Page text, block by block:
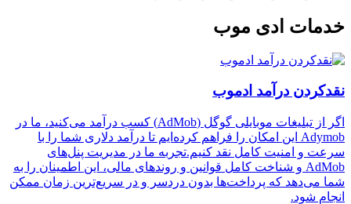
خدمات ادی موب
نقدکردن درآمد ادموب
اگر از تبلیغات موبایلی گوگل (AdMob) کسب درآمد می‌کنید، ما در
Adymob این امکان را فراهم کرده‌ایم تا درآمد دلاری شما را با
سرعت و امنیت کامل نقد کنیم.تجربه ما در مدیریت پنل‌های
AdMob و شناخت کامل قوانین و روندهای مالی، این اطمینان را به
شما می‌دهد که پرداخت‌ها بدون دردسر و در سریع‌ترین زمان ممکن
انجام شود.